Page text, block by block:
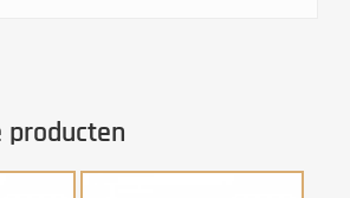
producten